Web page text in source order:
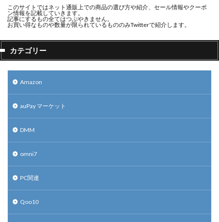
このサイトではネット通販上での商品の選び方や紹介、セール情報やクーポ
ン情報を記載していきます。
記事にするもの全てはつぶやきません。
お買い得なものや数量が限られているもののみTwitterで紹介します。
カテゴリー
Amazon
auPay マーケット
DMM
omni7
PC関連
Qoo10